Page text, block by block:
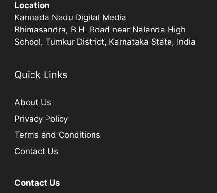
Location
Kannada Nadu Digital Media
Bhimasandra, B.H. Road near Nalanda High
School, Tumkur District, Karnataka State, India
Quick Links
About Us
Privacy Policy
Terms and Conditions
Contact Us
Contact Us